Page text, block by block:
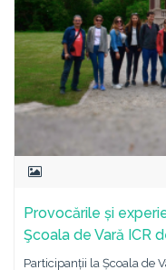
Provocările și
Şcoala de Vară ICR
Participanții la Școala de